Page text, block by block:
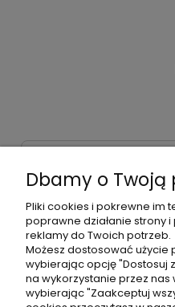
Godziny czynnej infolinii
Pon.-Pt. 9:00-17:00
Telefon:
+48500660700
E-mail:
Dbamy o
Pliki cookies i pokrewne im
poprawne działanie strony
reklamy do Twoich potrzeb.
Możesz dostosować użycie
wybierając opcję "Dostosuj
na wykorzystanie przez nas
wybierając "Zaakceptuj